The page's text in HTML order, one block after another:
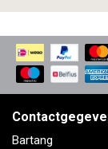
Bartang